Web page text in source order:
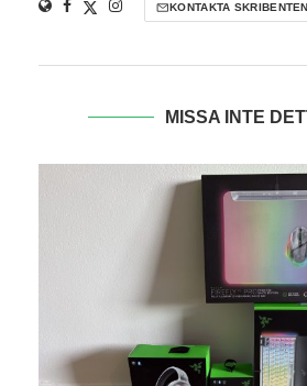
KONTAKTA SKRIBENTEN
MISSA INTE